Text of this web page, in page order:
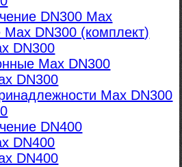
DN300 Max
DN300 (комплект)
DN300
Max DN300
DN300
Max DN300
DN400
DN400
DN400